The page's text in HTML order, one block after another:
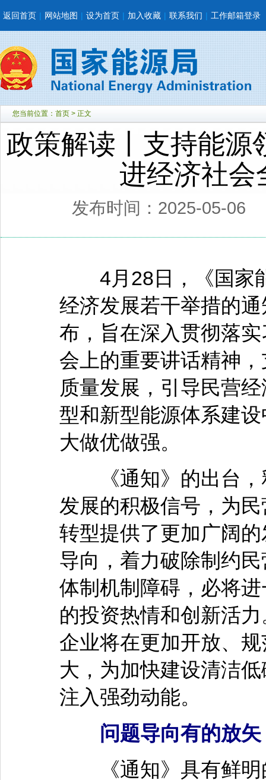
返回首页 | 网站地图 | 设为首页 | 加入收藏 | 联系我们 | 工作邮箱登录
您当前位置： 首页 > 正文
政策解读丨支持能源
进经济社会
发布时间：2025-05-06
4月28日，《国家
经济发展若干举措的
布，旨在深入贯彻落
会上的重要讲话精神
质量发展，引导民营
型和新型能源体系建
大做优做强。
《通知》的出台，
发展的积极信号，为
转型提供了更加广阔
导向，着力破除制约
体制机制障碍，必将
的投资热情和创新活
企业将在更加开放、
大，为加快建设清洁
注入强劲动能。
问题导向有的放矢
《通知》具有鲜明